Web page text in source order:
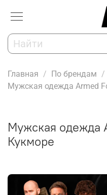
Главная По брендам
Мужская одежда Armed
Мужская одежда
Кукморе